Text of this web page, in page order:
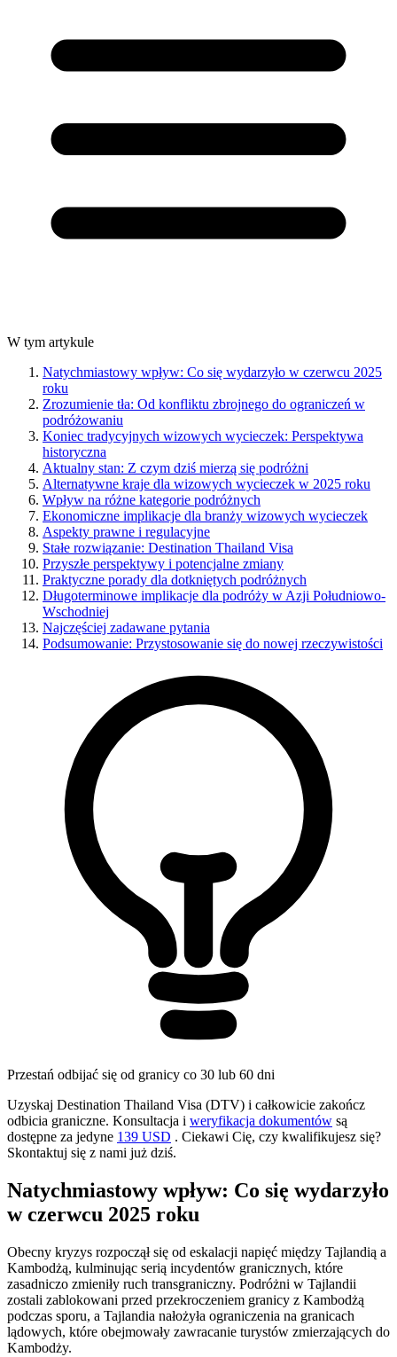
W tym artykule
Natychmiastowy wpływ: Co się wydarzyło w czerwcu 2025
roku
Zrozumienie tła: Od konfliktu zbrojnego do ograniczeń w
podróżowaniu
Koniec tradycyjnych wizowych wycieczek: Perspektywa
historyczna
Aktualny stan: Z czym dziś mierzą się podróżni
Alternatywne kraje dla wizowych wycieczek w 2025 roku
Wpływ na różne kategorie podróżnych
Ekonomiczne implikacje dla branży wizowych wycieczek
Aspekty prawne i regulacyjne
Stałe rozwiązanie: Destination Thailand Visa
Przyszłe perspektywy i potencjalne zmiany
Praktyczne porady dla dotkniętych podróżnych
Długoterminowe implikacje dla podróży w Azji Południowo-
Wschodniej
Najczęściej zadawane pytania
Podsumowanie: Przystosowanie się do nowej rzeczywistości
Przestań odbijać się od granicy co 30 lub 60 dni
Uzyskaj Destination Thailand Visa (DTV) i całkowicie zakończ
odbicia graniczne. Konsultacja i weryfikacja dokumentów są
dostępne za jedyne 139 USD . Ciekawi Cię, czy kwalifikujesz się?
Skontaktuj się z nami już dziś.
Natychmiastowy wpływ: Co się wydarzyło
w czerwcu 2025 roku
Obecny kryzys rozpoczął się od eskalacji napięć między Tajlandią a
Kambodżą, kulminując serią incydentów granicznych, które
zasadniczo zmieniły ruch transgraniczny. Podróżni w Tajlandii
zostali zablokowani przed przekroczeniem granicy z Kambodżą
podczas sporu, a Tajlandia nałożyła ograniczenia na granicach
lądowych, które obejmowały zawracanie turystów zmierzających do
Kambodży.